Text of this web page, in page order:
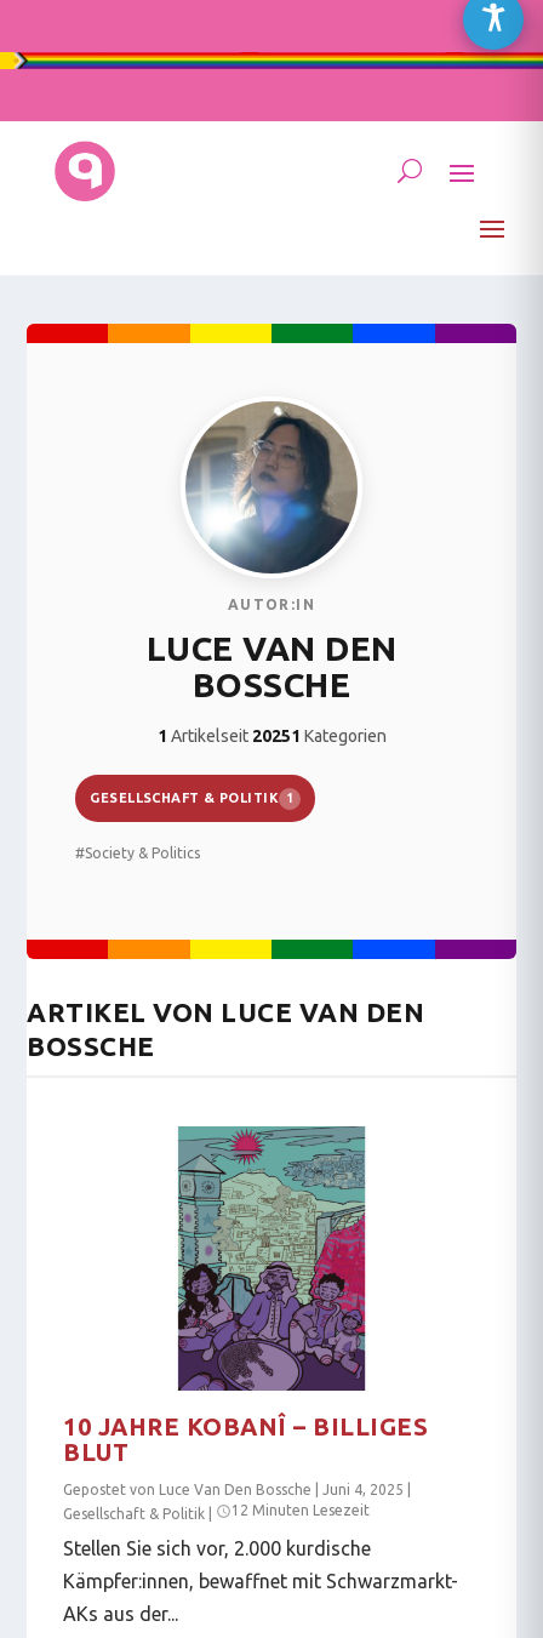
AUTOR:IN
LUCE VAN DEN
BOSSCHE
1 Artikelseit 20251 Kategorien
GESELLSCHAFT & POLITIK 1
#Society & Politics
ARTIKEL VON LUCE VAN DEN
BOSSCHE
10 JAHRE KOBANÎ – BILLIGES
BLUT
Gepostet von Luce Van Den Bossche |Juni 4, 2025
Gesellschaft & Politik
12 Minuten Lesezeit
Stellen Sie sich vor, 2.000 kurdische
Kämpfer:innen, bewaffnet mit Schwarzmarkt-
AKs aus der...